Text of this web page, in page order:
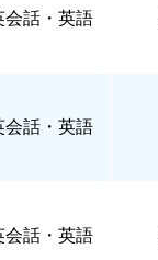
会話・英語
会話・英語
会話・英語